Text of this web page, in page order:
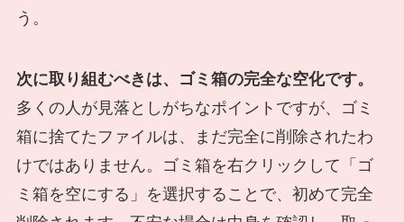
う。
次に取り組むべきは、ゴミ箱の完全な空化です。
多くの人が見落としがちなポイントですが、ゴミ
箱に捨てたファイルは、まだ完全に削除されたわ
けではありません。ゴミ箱を右クリックして「ゴ
ミ箱を空にする」を選択することで、初めて完全